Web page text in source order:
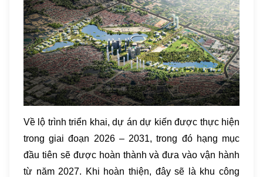
Về lộ trình triển khai, dự án dự kiến được thực hiện
trong giai đoạn 2026 – 2031, trong đó hạng mục
đầu tiên sẽ được hoàn thành và đưa vào vận hành
từ năm 2027. Khi hoàn thiện, đây sẽ là khu công